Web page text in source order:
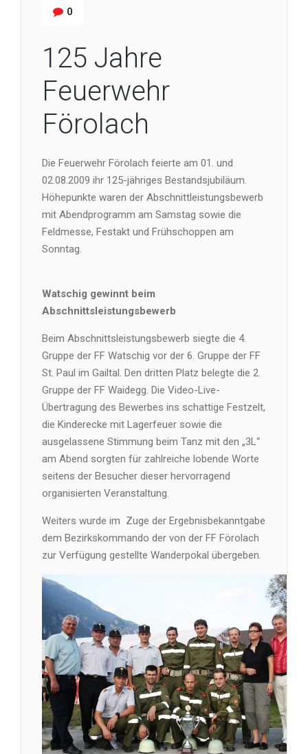
0
125 Jahre
Feuerwehr
Förolach
Die Feuerwehr Förolach feierte am 01. und
02.08.2009 ihr 125-jähriges Bestandsjubiläum.
Höhepunkte waren der Abschnittleistungsbewerb
mit Abendprogramm am Samstag sowie die
Feldmesse, Festakt und Frühschoppen am
Sonntag.
Watschig gewinnt beim
Abschnittsleistungsbewerb
Beim Abschnittsleistungsbewerb siegte die 4.
Gruppe der FF Watschig vor der 6. Gruppe der FF
St. Paul im Gailtal. Den dritten Platz belegte die 2.
Gruppe der FF Waidegg. Die Video-Live-
Übertragung des Bewerbes ins schattige Festzelt,
die Kinderecke mit Lagerfeuer sowie die
ausgelassene Stimmung beim Tanz mit den „3L“
am Abend sorgten für zahlreiche lobende Worte
seitens der Besucher dieser hervorragend
organisierten Veranstaltung.
Weiters wurde im Zuge der Ergebnisbekanntgabe
dem Bezirkskommando der von der FF Förolach
zur Verfügung gestellte Wanderpokal übergeben.